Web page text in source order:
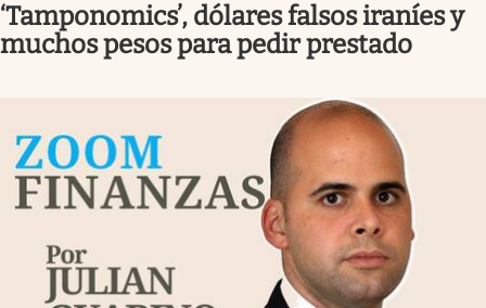
Uruguay
Negocios
Apertura
Infotechnology
Clase
‘Tamponomics’, dólares falsos iraníes y
muchos pesos para pedir prestado